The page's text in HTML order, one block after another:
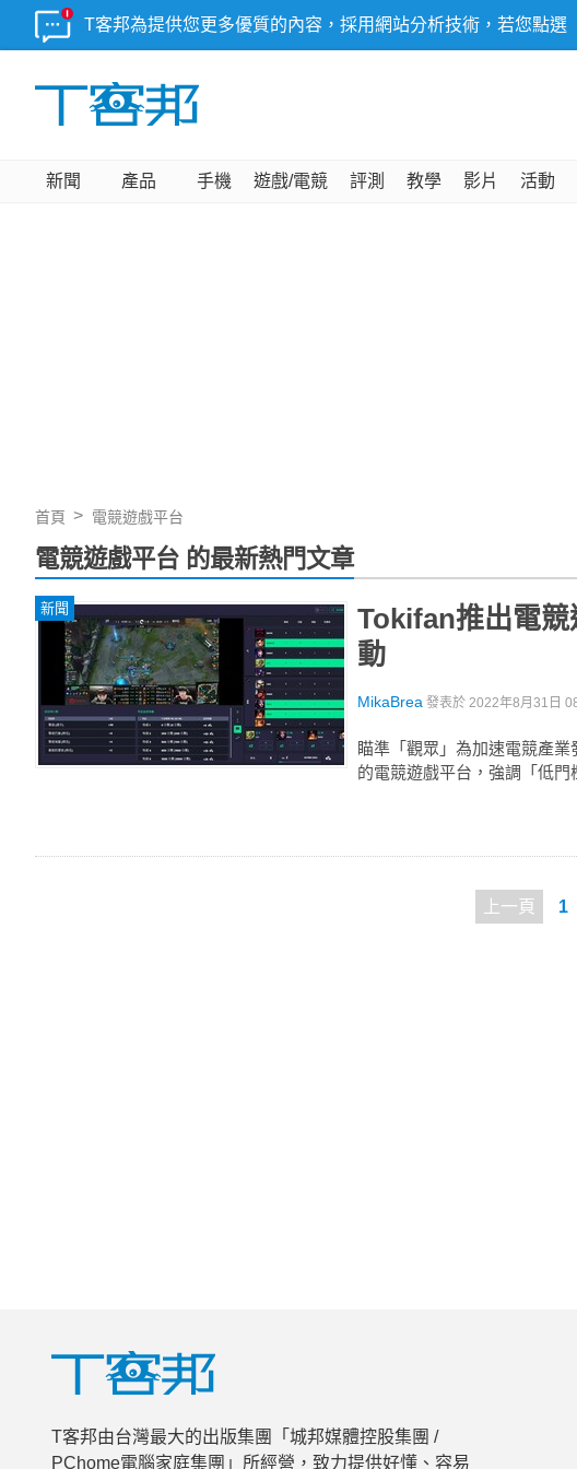
T客邦為提供您更多優質的內容，採用網站分析技術，若您點
新聞 產品 手機 遊戲/電競 評測 教學 影片 活動
首頁 電競遊戲平台
電競遊戲平台 的最新熱門文章
新聞
Tokifan推出電競
動
MikaBrea 發表於 2022年8月31日
瞄準「觀眾」為加速電競產
的電競遊戲平台，強調「低門
上一頁 1
T客邦由台灣最大的出版集團「城邦媒體控股集團 /
PChome電腦家庭集團」所經營，致力提供好懂、容易